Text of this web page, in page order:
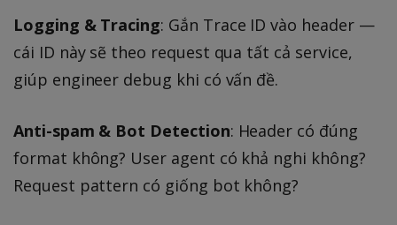
Logging & Tracing: Gắn Trace ID vào header —
cái ID này sẽ theo request qua tất cả service,
giúp engineer debug khi có vấn đề.
Anti-spam & Bot Detection: Header có đúng
format không? User agent có khả nghi không?
Request pattern có giống bot không?